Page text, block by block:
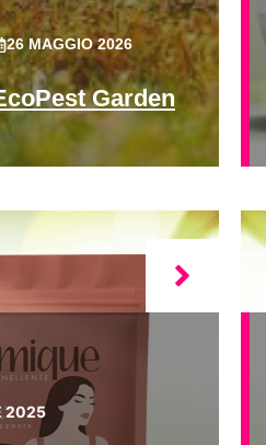
26 MAGGIO 2026
Garden
2025